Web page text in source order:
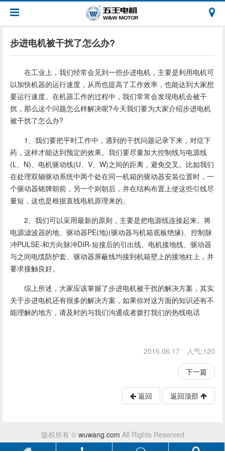
步进电机被干扰了怎么办?
在工业上，我们经常会见到一些步进电机，主要是利用电机可
以加快机器的运行速度，从而也提高了工作效率，也能达到大家想
要运行速度。在机器工作的过程中，我们常常会发现电机会被干
扰，那么这个问题怎么样解决呢?今天我们要为大家介绍步进电机
被干扰了怎么办?
1、我们要把平时工作中，遇到的干扰问题记录下来，对症下
药，这样才能达到预定的效果。我们要尽量加大控制线与电源线
(L、N)、电机驱动线(U、V、W)之间的距离，避免交叉。比如我们
在处理双轴驱动系统中两个处在同一机箱的驱动器安装位置时，一
个驱动器铭牌朝前，另一个则朝后，并在结构布置上使这些引线尽
量短，这也是根据直线电机原理来的。
2、我们可以采用最新的原则，主要是把电源线连接起来。将
电源滤波器的地、驱动器PE(地)(驱动器与机箱底板绝缘)、控制脉
冲PULSE-和方向脉冲DIR-短接后的引出线、电机接地线、驱动器
与之间电缆防护套、驱动器屏蔽线均接到机箱壁上的接地柱上，并
要求接触良好。
综上所述，大家应该掌握了步进电机被干扰的解决方案，其实
关于步进电机还有很多的解决方案，如果你对这方面的知识还有不
能理解的地方，请及时的与我们沟通或者拨打我们的热线电话
2016.06.17 人气:120
下一篇
返回 返回顶部
版权所有 © wuwang.com All Rights Reserved